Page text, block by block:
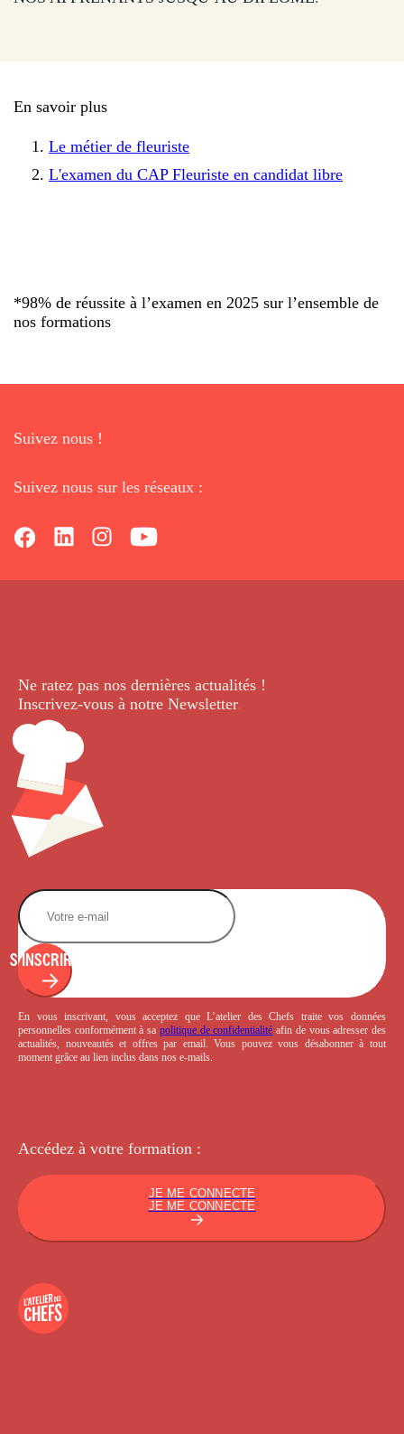
En savoir plus
Le métier de fleuriste
L'examen du CAP Fleuriste en candidat libre
*98% de réussite à l’examen en 2025 sur l’ensemble de
nos formations
Suivez nous !
Suivez nous sur les réseaux :
Ne ratez pas nos dernières actualités !
Inscrivez-vous à notre Newsletter.
S'INSCRIRE
En vous inscrivant, vous acceptez que L’atelier des Chefs traite vos données
personnelles conformément à sa politique de confidentialité afin de vous adresser des
actualités, nouveautés et offres par email. Vous pouvez vous désabonner à tout
moment grâce au lien inclus dans nos e-mails.
Accédez à votre formation :
JE ME CONNECTE
JE ME CONNECTE